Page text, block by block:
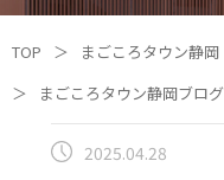
TOP ＞
まごころタウン静岡
＞
まごころタウン静岡ブログ
2025.04.28